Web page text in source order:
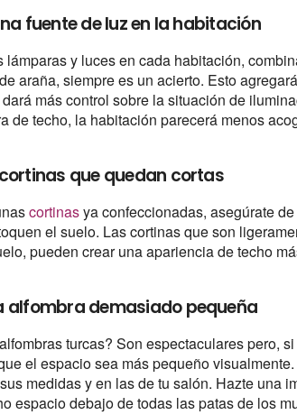
fuente de luz en la habitación
lámparas y luces en cada habitación,
araña, siempre es un acierto. Esto
más control sobre la situación de
de techo, la habitación parecerá menos
que quedan cortas
cortinasya confeccionadas, asegúrate
el suelo. Las cortinas que son
pueden crear una apariencia de techo
alfombra demasiado pequeña
turcas? Son espectaculares pero,
el espacio sea más pequeño
medidas y en las de tu salón. Hazte una
espacio debajo de todas las patas de los